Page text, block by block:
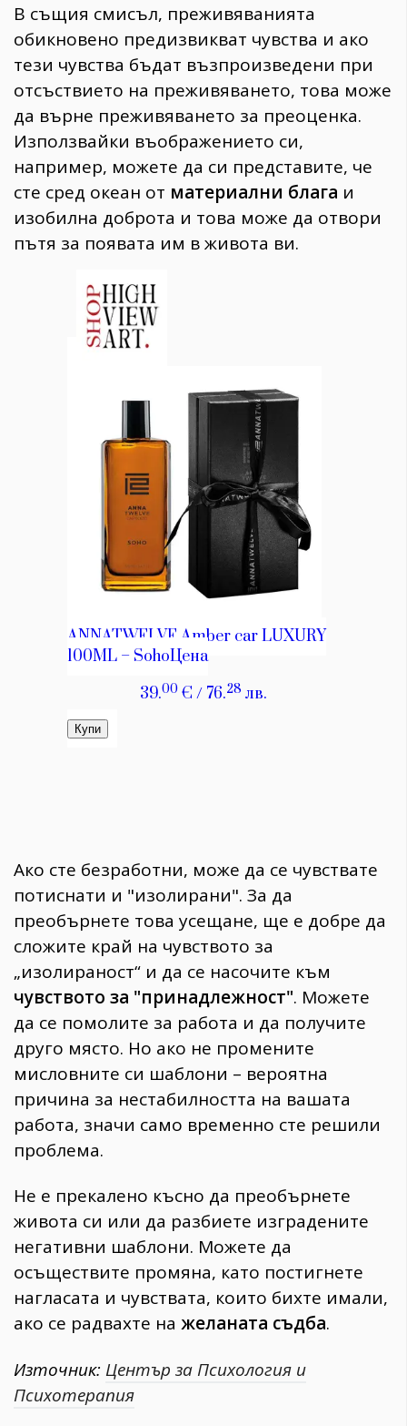
В същия смисъл, преживяванията
обикновено предизвикват чувства и ако
тези чувства бъдат възпроизведени при
отсъствието на преживяването, това може
да върне преживяването за преоценка.
Използвайки въображението си,
например, можете да си представите, че
сте сред океан от материални блага и
изобилна доброта и това може да отвори
пътя за появата им в живота ви.
Ако сте безработни, може да се чувствате
потиснати и "изолирани". За да
преобърнете това усещане, ще е добре да
сложите край на чувството за
„изолираност“ и да се насочите към
чувството за "принадлежност". Можете
да се помолите за работа и да получите
друго място. Но ако не промените
мисловните си шаблони – вероятна
причина за нестабилността на вашата
работа, значи само временно сте решили
проблема.
Не е прекалено късно да преобърнете
живота си или да разбиете изградените
негативни шаблони. Можете да
осъществите промяна, като постигнете
нагласата и чувствата, които бихте имали,
ако се радвахте на желаната съдба.
Източник: Център за Психология и
Психотерапия